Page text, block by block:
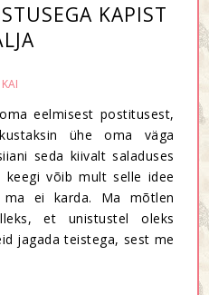
KAPIST
KAI
eelmisest postitusest,
ühe oma väga
seda kiivalt saladuses
võib mult selle idee
ei karda. Ma mõtlen
et unistustel oleks
jagada teistega, sest me